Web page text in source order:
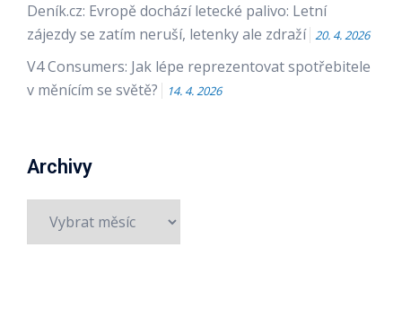
Deník.cz: Evropě dochází letecké palivo: Letní
zájezdy se zatím neruší, letenky ale zdraží 20. 4. 2026
V4 Consumers: Jak lépe reprezentovat spotřebitele
v měnícím se světě?
14. 4. 2026
Archivy